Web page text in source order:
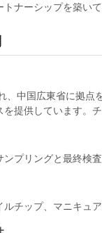
ナーシップを築いて
、中国広東省に拠点
を提供しています。
ンプリングと最終検
ルチップ、マニキュ